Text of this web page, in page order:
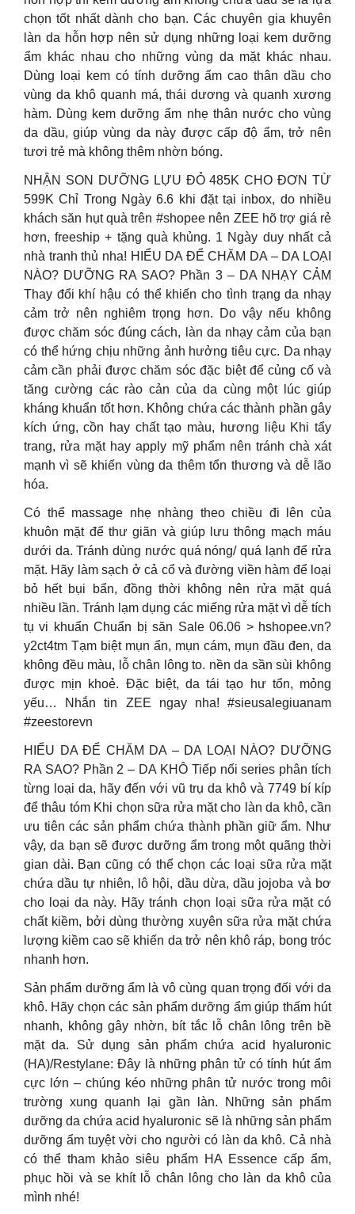
chọn tốt nhất dành cho bạn. Các chuyên gia khuyên
làn da hỗn hợp nên sử dụng những loại kem dưỡng
ẩm khác nhau cho những vùng da mặt khác nhau.
Dùng loại kem có tính dưỡng ẩm cao thân dầu cho
vùng da khô quanh má, thái dương và quanh xương
hàm. Dùng kem dưỡng ẩm nhẹ thân nước cho vùng
da dầu, giúp vùng da này được cấp độ ẩm, trở nên
tươi trẻ mà không thêm nhờn bóng.
NHẬN SON DƯỠNG LỰU ĐỎ 485K CHO ĐƠN TỪ
599K Chỉ Trong Ngày 6.6 khi đặt tại inbox, do nhiều
khách săn hụt quà trên #shopee nên ZEE hõ trợ giá rẻ
hơn, freeship + tặng quà khủng. 1 Ngày duy nhất cả
nhà tranh thủ nha! HIỂU DA ĐỂ CHĂM DA – DA LOẠI
NÀO? DƯỠNG RA SAO? Phần 3 – DA NHẠY CẢM
Thay đổi khí hậu có thể khiến cho tình trạng da nhạy
cảm trở nên nghiêm trọng hơn. Do vậy nếu không
được chăm sóc đúng cách, làn da nhạy cảm của bạn
có thể hứng chịu những ảnh hưởng tiêu cực. Da nhạy
cảm cần phải được chăm sóc đặc biệt để củng cố và
tăng cường các rào cản của da cùng một lúc giúp
kháng khuẩn tốt hơn. Không chứa các thành phần gây
kích ứng, cồn hay chất tạo màu, hương liệu Khi tẩy
trang, rửa mặt hay apply mỹ phẩm nên tránh chà xát
mạnh vì sẽ khiến vùng da thêm tổn thương và dễ lão
hóa.
Có thể massage nhẹ nhàng theo chiều đi lên của
khuôn mặt để thư giãn và giúp lưu thông mạch máu
dưới da. Tránh dùng nước quá nóng/ quá lạnh để rửa
mặt. Hãy làm sạch ở cả cổ và đường viền hàm để loại
bỏ hết bụi bẩn, đồng thời không nên rửa mặt quá
nhiều lần. Tránh lạm dụng các miếng rửa mặt vì dễ tích
tụ vi khuẩn Chuẩn bị săn Sale 06.06 > hshopee.vn?
y2ct4tm Tạm biệt mụn ẩn, mụn cám, mụn đầu đen, da
không đều màu, lỗ chân lông to. nền da sần sùi không
được mịn khoẻ. Đặc biệt, da tái tạo hư tổn, mỏng
yếu… Nhắn tin ZEE ngay nha! #sieusalegiuanam
#zeestorevn
HIỂU DA ĐỂ CHĂM DA – DA LOẠI NÀO? DƯỠNG
RA SAO? Phần 2 – DA KHÔ Tiếp nối series phân tích
từng loại da, hãy đến với vũ trụ da khô và 7749 bí kíp
để thâu tóm Khi chọn sữa rửa mặt cho làn da khô, cần
ưu tiên các sản phẩm chứa thành phần giữ ẩm. Như
vậy, da bạn sẽ được dưỡng ẩm trong một quãng thời
gian dài. Bạn cũng có thể chọn các loại sữa rửa mặt
chứa dầu tự nhiên, lô hội, dầu dừa, dầu jojoba và bơ
cho loại da này. Hãy tránh chọn loại sữa rửa mặt có
chất kiềm, bởi dùng thường xuyên sữa rửa mặt chứa
lượng kiềm cao sẽ khiến da trở nên khô ráp, bong tróc
nhanh hơn.
Sản phẩm dưỡng ẩm là vô cùng quan trọng đối với da
khô. Hãy chọn các sản phẩm dưỡng ẩm giúp thấm hút
nhanh, không gây nhờn, bít tắc lỗ chân lông trên bề
mặt da. Sử dụng sản phẩm chứa acid hyaluronic
(HA)/Restylane: Đây là những phân tử có tính hút ẩm
cực lớn – chúng kéo những phân tử nước trong môi
trường xung quanh lại gần làn. Những sản phẩm
dưỡng da chứa acid hyaluronic sẽ là những sản phẩm
dưỡng ẩm tuyệt vời cho người có làn da khô. Cả nhà
có thể tham khảo siêu phẩm HA Essence cấp ẩm,
phục hồi và se khít lỗ chân lông cho làn da khô của
mình nhé!